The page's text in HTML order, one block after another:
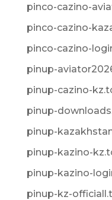
pinco-cazino-
pinco-cazino-
pinco-cazino-
pinup-
pinup-cazino-
pinup-
pinup-
pinup-kazino-
pinup-kazino-
pinup-kz-